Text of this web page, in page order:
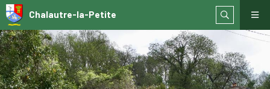
Chalautre-la-Petite